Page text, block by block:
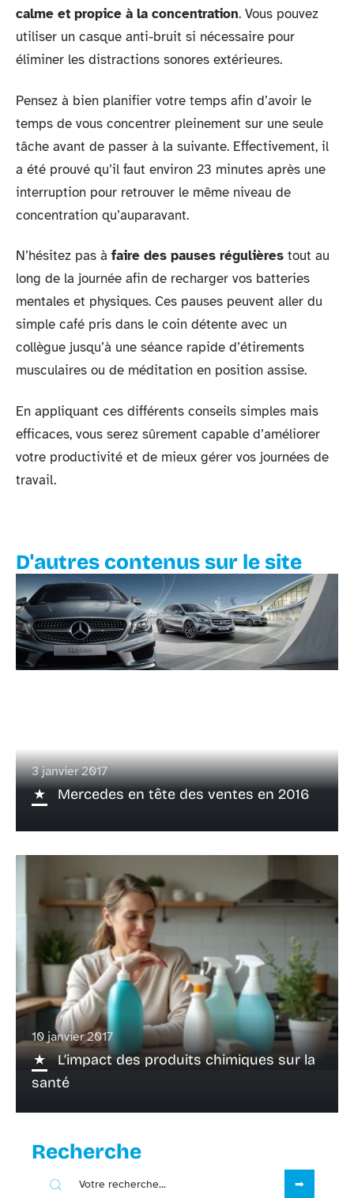
calme et propice à la concentration. Vous pouvez
utiliser un casque anti-bruit si nécessaire pour
éliminer les distractions sonores extérieures.
Pensez à bien planifier votre temps afin d’avoir le
temps de vous concentrer pleinement sur une seule
tâche avant de passer à la suivante. Effectivement, il
a été prouvé qu’il faut environ 23 minutes après une
interruption pour retrouver le même niveau de
concentration qu’auparavant.
N’hésitez pas à faire des pauses régulières tout au
long de la journée afin de recharger vos batteries
mentales et physiques. Ces pauses peuvent aller du
simple café pris dans le coin détente avec un
collègue jusqu’à une séance rapide d’étirements
musculaires ou de méditation en position assise.
En appliquant ces différents conseils simples mais
efficaces, vous serez sûrement capable d’améliorer
votre productivité et de mieux gérer vos journées de
travail.
D'autres contenus sur le site
3 janvier 2017
Mercedes en tête des ventes en 2016
10 janvier 2017
L’impact des produits chimiques sur la
santé
Recherche